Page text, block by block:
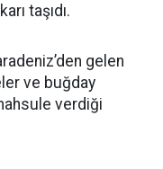
taşıdı.
gelen
ve buğday
verdiği